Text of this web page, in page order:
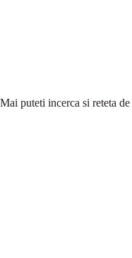
Mai puteti incerca si reteta de